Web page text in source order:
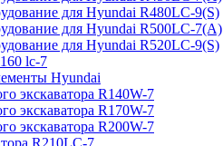
для Hyundai R480LC-9(S)
для Hyundai R500LC-7(A)
для Hyundai R520LC-9(S)
lc-7
Hyundai
экскаватора R140W-7
экскаватора R170W-7
экскаватора R200W-7
R210LC-7